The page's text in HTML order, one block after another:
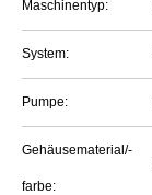
Maschinentyp:
System:
Pumpe:
Gehäusematerial/-
farbe: